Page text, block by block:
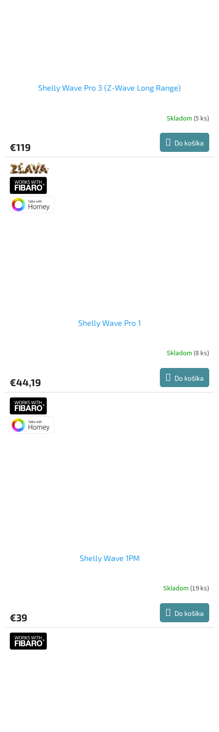
Shelly Wave Pro 3 (Z-Wave Long Range)
Skladom (5 ks)
€119 Do košíka
Shelly Wave Pro 1
Skladom (8 ks)
€44,19 Do košíka
Shelly Wave 1PM
je
3,0
z
Skladom(19 ks)
€39 Do košíka